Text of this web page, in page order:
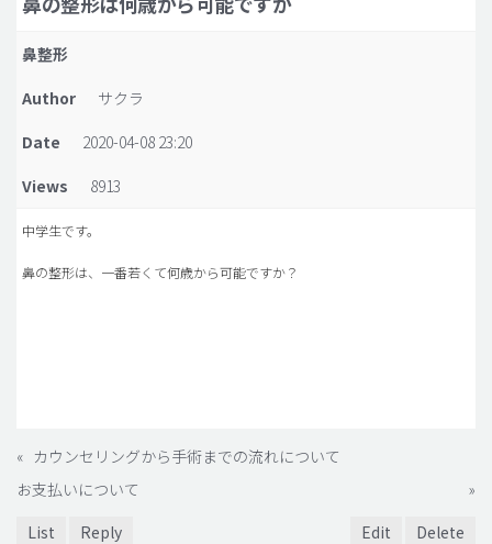
idリアルストーリー
idニュース
病院紹介
安全整形
鼻整形
Author
サクラ
Date
2020-04-08 23:20
Views
8913
中学生です。
鼻の整形は、一番若くて何歳から可能ですか？
« カウンセリングから手術までの流れについて
お支払いについて
»
List
Reply Edit Delete